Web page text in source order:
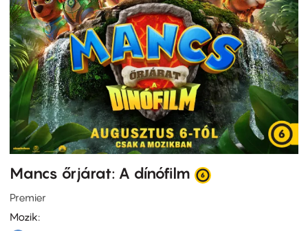
Mancs őrjárat: A dínófilm
Premier
Mozik: